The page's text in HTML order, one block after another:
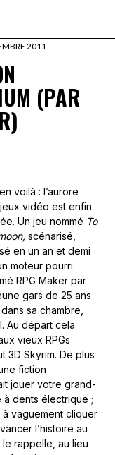
2011
(PAR
voilà : l’aurore
vidéo est enfin
Un jeu nommé To
scénarisé,
en un an et demi
moteur pourri
RPG Maker par
gars de 25 ans
sa chambre,
Au départ cela
vieux RPGs
3D Skyrim. De plus
fiction
jouer votre grand-
dents électrique ;
vaguement cliquer
l’histoire au
le rappelle, au lieu